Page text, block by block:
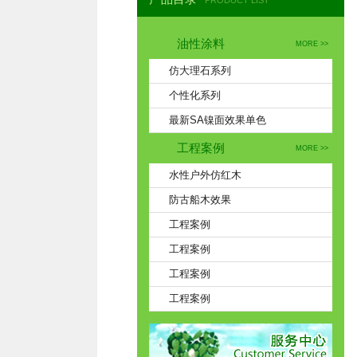
油性涂料 MORE >>
仿大理石系列
个性化系列
最新SA镍面效果单色
工程案例 MORE >>
水性户外仿红木
防古船木效果
工程案例
工程案例
工程案例
工程案例